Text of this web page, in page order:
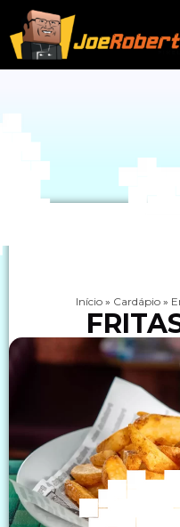
Início» Cardápio»